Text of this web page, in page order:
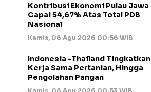
Kontribusi Ekonomi Pulau Jawa
Capai 54,67% Atas Total PDB
Nasional
Kamis, 06 Agu 2026 00:56 WIB
Indonesia -Thailand Tingkatkan
Kerja Sama Pertanian, Hingga
Pengolahan Pangan